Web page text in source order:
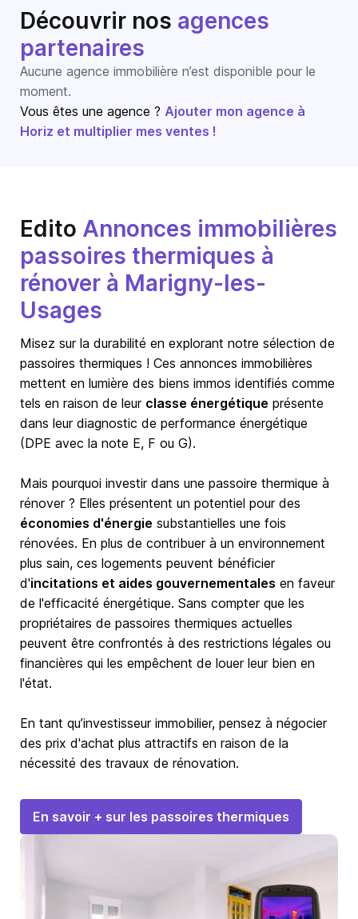
Découvrir nos agences
partenaires
Aucune agence immobilière n’est disponible pour le
moment.
Vous êtes une agence ? Ajouter mon agence à
Horiz et multiplier mes ventes !
Edito Annonces immobilières
passoires thermiques à
rénover à Marigny-les-
Usages
Misez sur la durabilité en explorant notre sélection de
passoires thermiques ! Ces annonces immobilières
mettent en lumière des biens immos identifiés comme
tels en raison de leur classe énergétique présente
dans leur diagnostic de performance énergétique
(DPE avec la note E, F ou G).
Mais pourquoi investir dans une passoire thermique à
rénover ? Elles présentent un potentiel pour des
économies d'énergie substantielles une fois
rénovées. En plus de contribuer à un environnement
plus sain, ces logements peuvent bénéficier
d'incitations et aides gouvernementales en faveur
de l'efficacité énergétique. Sans compter que les
propriétaires de passoires thermiques actuelles
peuvent être confrontés à des restrictions légales ou
financières qui les empêchent de louer leur bien en
l'état.
En tant qu’investisseur immobilier, pensez à négocier
des prix d'achat plus attractifs en raison de la
nécessité des travaux de rénovation.
En savoir + sur les passoires thermiques